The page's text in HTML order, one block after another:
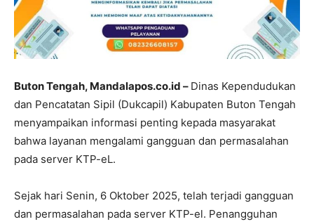
Buton Tengah, Mandalapos.co.id – ​ Dinas Kependudukan
dan Pencatatan Sipil (Dukcapil) Kabupaten Buton Tengah
menyampaikan informasi penting kepada masyarakat
bahwa layanan mengalami gangguan dan permasalahan
pada server KTP-eL.
​Sejak hari Senin, 6 Oktober 2025, telah terjadi gangguan
dan permasalahan pada server KTP-el. Penangguhan